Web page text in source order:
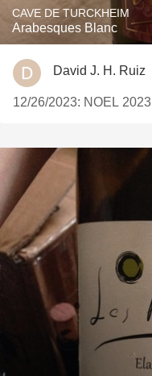
CAVE DE TURCKHEIM
Arabesques Blanc
David J. H. Ruiz
12/26/2023: NOEL